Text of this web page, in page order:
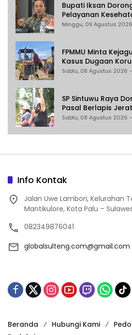
Bupati Iksan
Pelayanan
Morowali
Minggu, 09 Agustus 2026
FPMMU Minta
Kasus Dugaan
Morowali Utara
Sabtu, 08 Agustus 2026 -
SP Sintuwu Raya
Pasal Berlapis
Terlibat Dugaan
Sabtu, 08 Agustus 2026 -
Info Kontak
Jalan Uwe Lambori, Kelurahan
Mantikulore, Kota Palu –
082349876041
globalsulteng.com@gmail.com
Beranda Hubungi Kami